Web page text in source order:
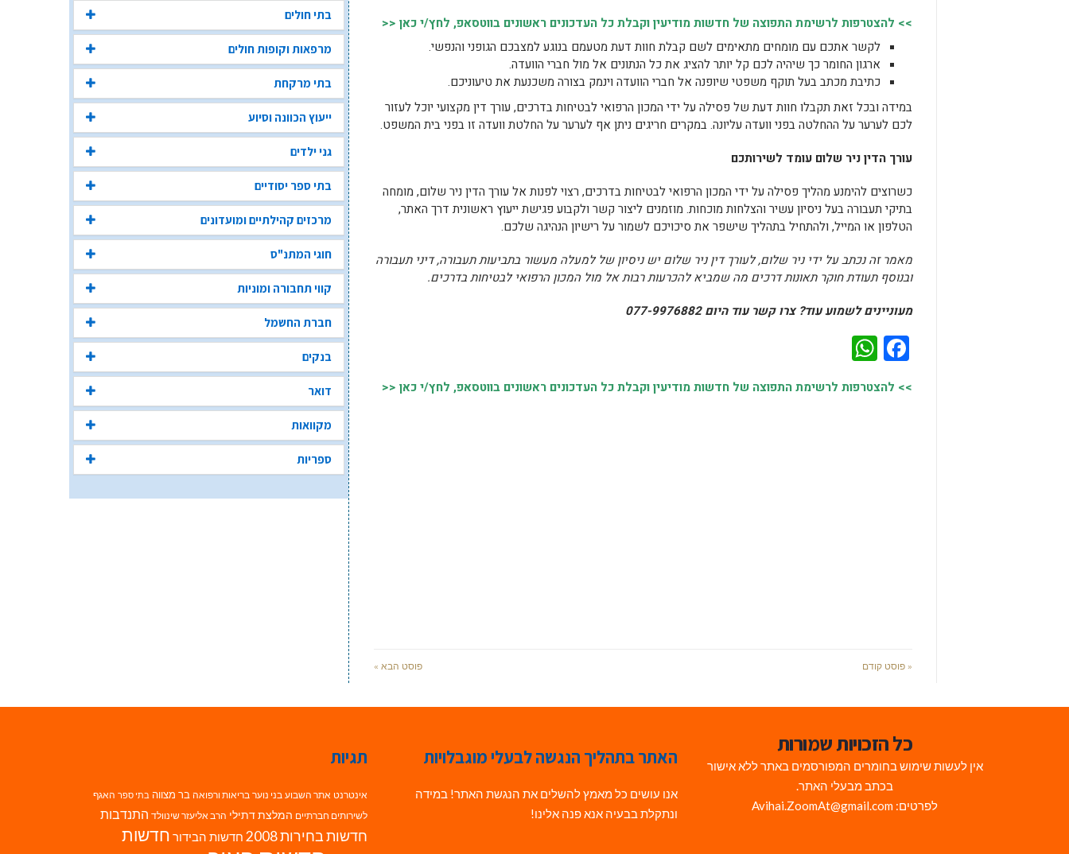
>> להצטרפות לרשימת התפוצה של חדשות מודיעין וקבלת כל העדכונים ראשונים בווטסאפ, לחץ/י כאן <<
לקשר אתכם עם מומחים מתאימים לשם קבלת חוות דעת מטעמם בנוגע למצבכם הגופני והנפשי.
ארגון החומר כך שיהיה לכם קל יותר להציג את כל הנתונים אל מול חברי הוועדה.
כתיבת מכתב בעל תוקף משפטי שיופנה אל חברי הוועדה וינמק בצורה משכנעת את טיעוניכם.
במידה ובכל זאת תקבלו חוות דעת של פסילה על ידי המכון הרפואי לבטיחות בדרכים, עורך דין מקצועי יוכל לעזור
לכם לערער על ההחלטה בפני וועדה עליונה. במקרים חריגים ניתן אף לערער על החלטת וועדה זו בפני בית המשפט.
עורך הדין ניר שלום עומד לשירותכם
כשרוצים להימנע מהליך פסילה על ידי המכון הרפואי לבטיחות בדרכים, רצוי לפנות אל עורך הדין ניר שלום, מומחה
בתיקי תעבורה בעל ניסיון עשיר והצלחות מוכחות. מוזמנים ליצור קשר ולקבוע פגישת ייעוץ ראשונית דרך האתר,
הטלפון או המייל, ולהתחיל בתהליך שישפר את סיכויכם לשמור על רישיון הנהיגה שלכם.
מאמר זה נכתב על ידי ניר שלום, לעורך דין ניר שלום יש ניסיון של למעלה מעשור בתביעות תעבורה, דיני תעבורה
ובנוסף תעודת חוקר תאונות דרכים מה שמביא להכרעות רבות אל מול המכון הרפואי לבטיחות בדרכים.
מעוניינים לשמוע עוד? צרו קשר עוד היום 077-9976882
Facebook
>> להצטרפות לרשימת התפוצה של חדשות מודיעין וקבלת כל העדכונים ראשונים בווטסאפ, לחץ/י כאן <<
« פוסט קודם פוסט הבא »
בתי חולים
מרפאות וקופות חולים
בתי מרקחת
ייעוץ הכוונה וסיוע
גני ילדים
בתי ספר יסודיים
מרכזים קהילתיים ומועדונים
חוגי המתנ"ס
קווי תחבורה ומוניות
חברת החשמל
בנקים
דואר
מקוואות
ספריות
כל הזכויות שמורות
אין לעשות שימוש בחומרים המפורסמים באתר ללא אישור
בכתב מבעלי האתר.
לפרטים: Avihai.ZoomAt@gmail.com
האתר בתהליך הנגשה לבעלי מוגבלויות
אנו עושים כל מאמץ להשלים את הנגשת האתר! במידה
ונתקלת בבעיה אנא פנה אלינו!
תגיות
אינטרנט אתר השבוע בני נוער בריאות ורפואה בר מצווה בתי ספר האגף
לשירותים חברתיים המלצת דתילי הרב אליעזר שינוולד התנדבות
חדשות בחירות 2008 חדשות הבידור חדשות